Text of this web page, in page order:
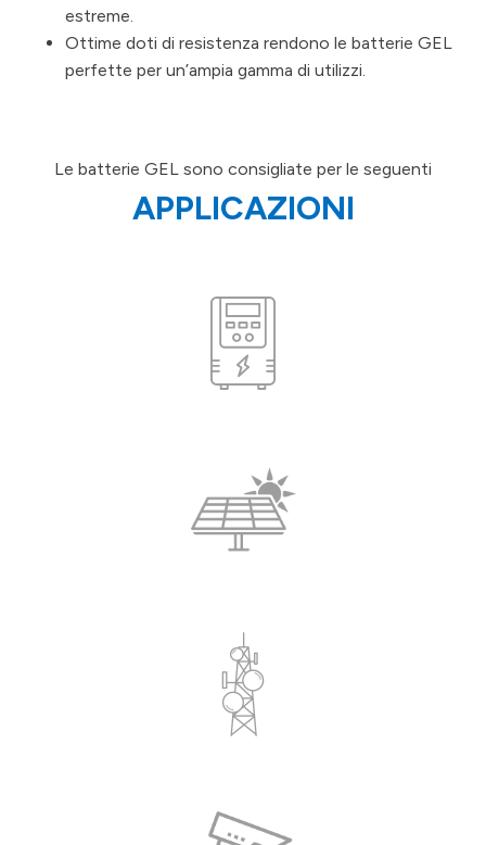
estreme.
Ottime doti di resistenza rendono le batterie GEL
perfette per un’ampia gamma di utilizzi.
Le batterie GEL sono consigliate per le seguenti
APPLICAZIONI